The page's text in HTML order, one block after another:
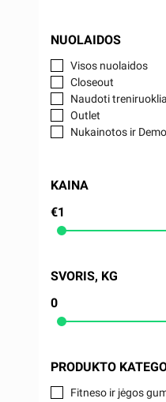
NUOLAIDOS
Visos nuolaidos
Closeout
Naudoti
Outlet
Nukainotos ir Demo
KAINA
€1
SVORIS, KG
0
PRODUKTO
Fitneso ir jėgos